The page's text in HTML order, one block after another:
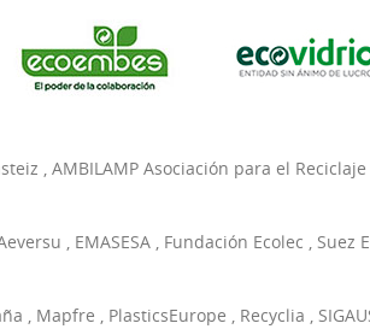
AMBILAMP Asociación para el
EMASESA Fundación Ecolec Suez
Mapfre PlasticsEurope Recyclia